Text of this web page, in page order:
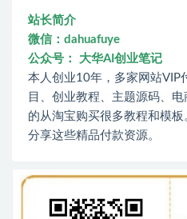
站长简介
微信：dahuafuye
公众号： 大华AI创业笔记
本人创业10年，多家网站VIP
目、创业教程、主题源码、
的从淘宝购买很多教程和模
分享这些精品付款资源。